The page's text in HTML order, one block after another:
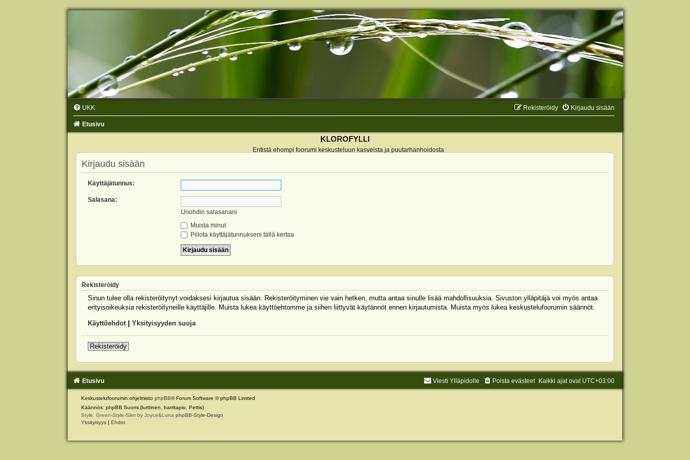
UKK Kirjaudu sisään
Rekisteröidy
Etusivu
KLOROFYLLI
Entistä ehompi foorumi keskusteluun kasveista ja puutarhanhoidosta
Kirjaudu sisään
Käyttäjätunnus:
Salasana:
Unohdin salasanani
Muista minut
Piilota käyttäjätunnukseni tällä kertaa
Rekisteröidy
Sinun tulee olla rekisteröitynyt voidaksesi kirjautua sisään. Rekisteröityminen vie vain hetken, mutta antaa sinulle lisää mahdollisuuksia. Sivuston ylläpitäjä voi myös antaa
erityisoikeuksia rekisteröityneille käyttäjille. Muista lukea käyttöehtomme ja siihen liittyvät käytännöt ennen kirjautumista. Muista myös lukea keskustelufoorumin säännöt.
Käyttöehdot| Yksityisyyden suoja
Rekisteröidy
Etusivu Kaikki ajat ovat UTC+03:00
Poista evästeet
Viesti Ylläpidolle
Keskustelufoorumin ohjelmisto phpBB® Forum Software © phpBB Limited
Käännös: phpBB Suomi (lurttinen, harritapio, Pettis)
Style: Green-Style-Slim by Joyce&Luna phpBB-Style-Design
Yksityisyys | Ehdot